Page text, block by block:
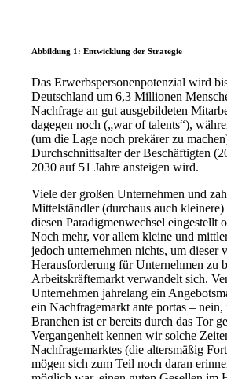
Abbildung 1: Entwicklung der Strategie
Das Erwerbspersonenpotenzial wird
Deutschland um 6,3 Millionen
Nachfrage an gut ausgebildeten
dagegen noch („war of talents“),
(um die Lage noch prekärer zu
Durchschnittsalter der Beschäftigten
2030 auf 51 Jahre ansteigen wird.
Viele der großen Unternehmen und
Mittelständler (durchaus auch
diesen Paradigmenwechsel eingestellt
Noch mehr, vor allem kleine und
jedoch unternehmen nichts, um dieser
Herausforderung für Unternehmen zu
Arbeitskräftemarkt verwandelt sich.
Unternehmen jahrelang ein
ein Nachfragemarkt ante portas – nein,
Branchen ist er bereits durch das Tor
Vergangenheit kennen wir solche
Nachfragemarktes (die altersmäßig
mögen sich zum Teil noch daran